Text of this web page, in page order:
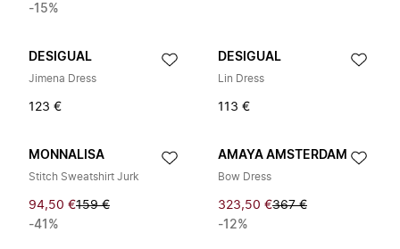
-15%
DESIGUAL
Jimena Dress
123 €
DESIGUAL
Lin Dress
113 €
MONNALISA
Stitch Sweatshirt Jurk
94,50 €159 €
-41%
AMAYA AMSTERDAM
Bow Dress
323,50 €367 €
-12%